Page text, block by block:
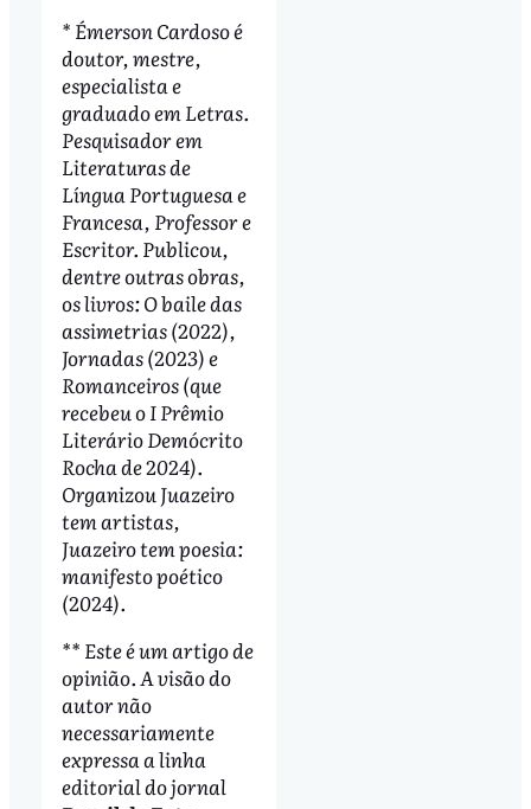
* Émerson Cardoso é
doutor, mestre,
especialista e
graduado em Letras.
Pesquisador em
Literaturas de
Língua Portuguesa e
Francesa, Professor e
Escritor. Publicou,
dentre outras obras,
os livros: O baile das
assimetrias (2022),
Jornadas (2023) e
Romanceiros (que
recebeu o I Prêmio
Literário Demócrito
Rocha de 2024).
Organizou Juazeiro
tem artistas,
Juazeiro tem poesia:
manifesto poético
(2024).
** Este é um artigo de
opinião. A visão do
autor não
necessariamente
expressa a linha
editorial do jornal